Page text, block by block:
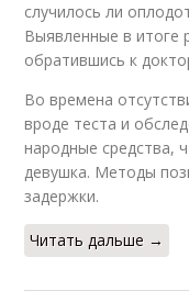
случилось ли
Выявленные в итоге
обратившись к
Во времена
вроде теста и
народные средства,
девушка. Методы
задержки.
Читать дальше →